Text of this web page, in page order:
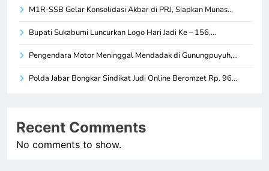
M1R-SSB Gelar Konsolidasi Akbar di PRJ, Siapkan Munas…
Bupati Sukabumi Luncurkan Logo Hari Jadi Ke – 156,…
Pengendara Motor Meninggal Mendadak di Gunungpuyuh,…
Polda Jabar Bongkar Sindikat Judi Online Beromzet Rp. 96…
Recent Comments
No comments to show.